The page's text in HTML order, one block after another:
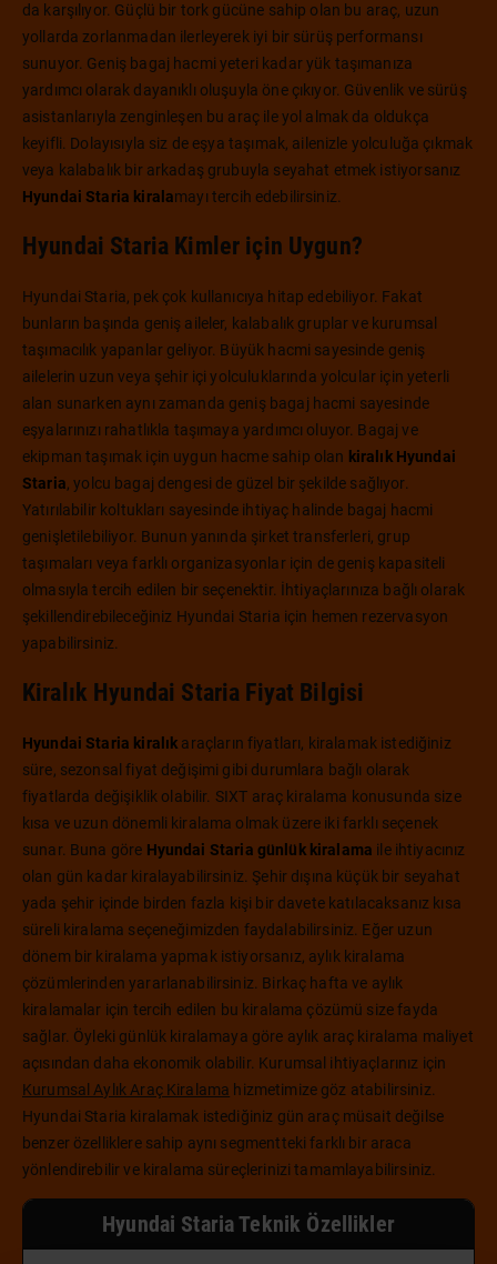
da karşılıyor. Güçlü bir tork gücüne sahip olan bu araç, uzun
yollarda zorlanmadan ilerleyerek iyi bir sürüş performansı
sunuyor. Geniş bagaj hacmi yeteri kadar yük taşımanıza
yardımcı olarak dayanıklı oluşuyla öne çıkıyor. Güvenlik ve sürüş
asistanlarıyla zenginleşen bu araç ile yol almak da oldukça
keyifli. Dolayısıyla siz de eşya taşımak, ailenizle yolculuğa çıkmak
veya kalabalık bir arkadaş grubuyla seyahat etmek istiyorsanız
Hyundai Staria kiralamayı tercih edebilirsiniz.
Hyundai Staria Kimler için Uygun?
Hyundai Staria, pek çok kullanıcıya hitap edebiliyor. Fakat
bunların başında geniş aileler, kalabalık gruplar ve kurumsal
taşımacılık yapanlar geliyor. Büyük hacmi sayesinde geniş
ailelerin uzun veya şehir içi yolculuklarında yolcular için yeterli
alan sunarken aynı zamanda geniş bagaj hacmi sayesinde
eşyalarınızı rahatlıkla taşımaya yardımcı oluyor. Bagaj ve
ekipman taşımak için uygun hacme sahip olan kiralık Hyundai
Staria, yolcu bagaj dengesi de güzel bir şekilde sağlıyor.
Yatırılabilir koltukları sayesinde ihtiyaç halinde bagaj hacmi
genişletilebiliyor. Bunun yanında şirket transferleri, grup
taşımaları veya farklı organizasyonlar için de geniş kapasiteli
olmasıyla tercih edilen bir seçenektir. İhtiyaçlarınıza bağlı olarak
şekillendirebileceğiniz Hyundai Staria için hemen rezervasyon
yapabilirsiniz.
Kiralık Hyundai Staria Fiyat Bilgisi
Hyundai Staria kiralık araçların fiyatları, kiralamak istediğiniz
süre, sezonsal fiyat değişimi gibi durumlara bağlı olarak
fiyatlarda değişiklik olabilir. SIXT araç kiralama konusunda size
kısa ve uzun dönemli kiralama olmak üzere iki farklı seçenek
sunar. Buna göre Hyundai Staria günlük kiralama ile ihtiyacınız
olan gün kadar kiralayabilirsiniz. Şehir dışına küçük bir seyahat
yada şehir içinde birden fazla kişi bir davete katılacaksanız kısa
süreli kiralama seçeneğimizden faydalabilirsiniz. Eğer uzun
dönem bir kiralama yapmak istiyorsanız, aylık kiralama
çözümlerinden yararlanabilirsiniz. Birkaç hafta ve aylık
kiralamalar için tercih edilen bu kiralama çözümü size fayda
sağlar. Öyleki günlük kiralamaya göre aylık araç kiralama maliyet
açısından daha ekonomik olabilir. Kurumsal ihtiyaçlarınız için
Kurumsal Aylık Araç Kiralama hizmetimize göz atabilirsiniz.
Hyundai Staria kiralamak istediğiniz gün araç müsait değilse
benzer özelliklere sahip aynı segmentteki farklı bir araca
yönlendirebilir ve kiralama süreçlerinizi tamamlayabilirsiniz.
Hyundai Staria Teknik Özellikler